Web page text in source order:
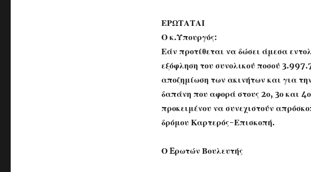
ΕΡΩΤΑΤΑΙ
Ο κ.Υπουργός:
Εάν προτίθεται να δώσει άμεσα
εξόφληση του συνολικού ποσού
αποζημίωση των ακινήτων και για
δαπάνη που αφορά στους 2ο, 3ο και
προκειμένου να συνεχιστούν
δρόμου Καρτερός-Επισκοπή.
Ο Eρωτών Βουλευτής